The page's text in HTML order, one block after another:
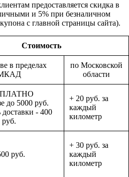
предоставляется скидка в
и 5% при безналичном
с главной страницы сайта).
Стоимость
в пределах
по Московской
области
до 5000 руб.
доставки - 400
руб.
+ 20 руб. за
каждый
километр
руб.
+ 30 руб. за
каждый
километр